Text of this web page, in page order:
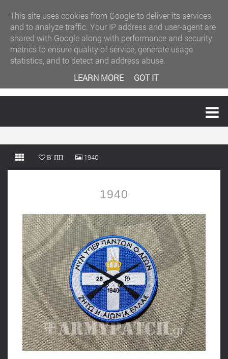
Β' ΠΠ 1940
1940
This site uses cookies from Google to deliver its services
and to analyze traffic. Your IP address and user-agent are
shared with Google along with performance and security
metrics to ensure quality of service, generate usage
statistics, and to detect and address abuse.
LEARN MORE
GOT IT